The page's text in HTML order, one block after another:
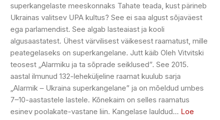
superkangelaste meeskonnaks Tahate teada, kust pärineb
Ukrainas valitsev UPA kultus? See ei saa algust sõjaväest
ega parlamendist. See algab lasteaiast ja kooli
algusaastatest. Ühest värvilisest väikesest raamatust, mille
peategelaseks on superkangelane. Jutt käib Oleh Vitvitski
teosest „Alarmiku ja ta sõprade seiklused”. See 2015.
aastal ilmunud 132-leheküljeline raamat kuulub sarja
„Alarmik – Ukraina superkangelane” ja on mõeldud umbes
7–10-aastastele lastele. Kõnekaim on selles raamatus
esinev poolakate-vastane liin. Kangelase lauldud… Loe